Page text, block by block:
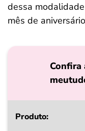
dessa
mês de
Confira
Produto